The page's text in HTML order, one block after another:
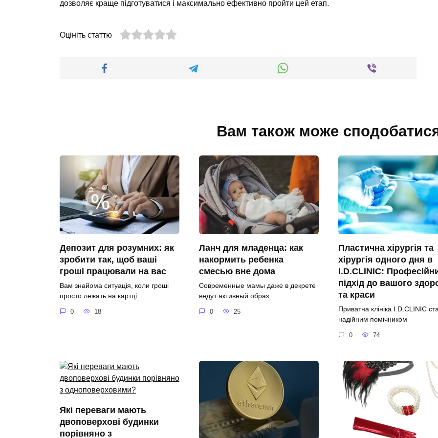
дозволяє краще підготуватися і максимально ефективно пройти цей етап.
Оцініть статтю
Вам також може
Депозит для розумних: як
зробити так, щоб ваші
гроші працювали на вас
Вам знайома ситуація, коли гроші
просто лежать на картці
0 18
Ланч для младенца: как
накормить ребенка
смесью вне дома
Современные мамы даже в декрете
ведут активный образ
0 25
Пластична хірургія та
хірургія одного дня в
I.D.CLINIC:
підхід до вашого
та краси
Приватна клініка I.D.CLINIC
надійним помічником
0 74
Які переваги мають
двоповерхові будинки
порівняно з